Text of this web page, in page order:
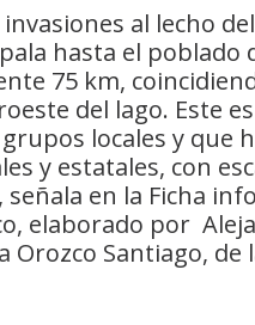
al lecho
hasta el poblado
75 km,
del lago. Este
locales y que
y estatales, con
señala en la Ficha
elaborado por
Orozco Santiago,